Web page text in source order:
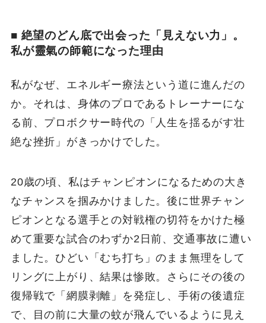
■ 絶望のどん底で出会った「見えない力」。
私が靈氣の師範になった理由
私がなぜ、エネルギー療法という道に進んだの
か。それは、身体のプロであるトレーナーにな
る前、プロボクサー時代の「人生を揺るがす壮
絶な挫折」がきっかけでした。
20歳の頃、私はチャンピオンになるための大き
なチャンスを掴みかけました。後に世界チャン
ピオンとなる選手との対戦権の切符をかけた極
めて重要な試合のわずか2日前、交通事故に遭い
ました。ひどい「むち打ち」のまま無理をして
リングに上がり、結果は惨敗。さらにその後の
復帰戦で「網膜剥離」を発症し、手術の後遺症
で、目の前に大量の蚊が飛んでいるように見え